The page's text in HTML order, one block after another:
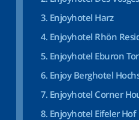
Enjoyhotel Harz
Enjoyhotel Rhön
Enjoyhotel Eburon
Enjoy Berghotel
Enjoyhotel Corner
Enjoyhotel Eifeler Hof